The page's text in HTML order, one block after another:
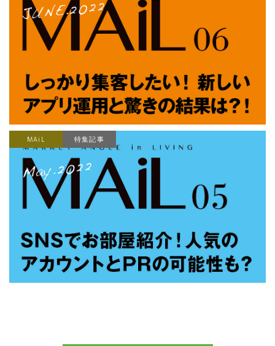
MAiL 特集記事